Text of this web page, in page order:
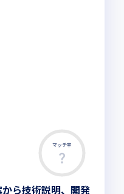
マッチ率
ら技術説明、開発